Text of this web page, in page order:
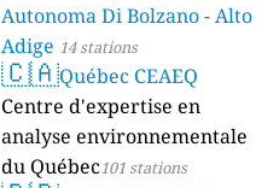
Autonoma Di Bolzano - Alto
Adige 14 stations
🇨🇦Québec CEAEQ
Centre d'expertise en
analyse environnementale
du Québec101 stations